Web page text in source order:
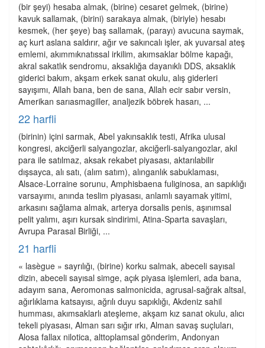
(bir şeyi) hesaba almak, (birine) cesaret gelmek, (birine)
kavuk sallamak, (birini) sarakaya almak, (biriyle) hesabı
kesmek, (her şeye) baş sallamak, (parayı) avucuna saymak,
aç kurt aslana saldırır, ağır ve sakıncalı işler, ak yuvarsal ateş
emlemi, akımmıknatıssal irkilim, akımsaklar bölme kapağı,
akral sakatlık sendromu, aksaklığa dayanıklı DDS, aksaklık
giderici bakım, akşam erkek sanat okulu, alış giderleri
sayışımı, Allah bana, ben de sana, Allah ecir sabır versin,
Amerikan sarıasmagiller, analjezik böbrek hasarı, ...
22 harfli
(birinin) içini sarmak, Abel yakınsaklık testi, Afrika ulusal
kongresi, akciğerli salyangozlar, akciğerli-salyangozlar, akıl
para ile satılmaz, aksak rekabet piyasası, aktarılabilir
dışsayca, alı satı, (alım satım), alınganlık sabuklaması,
Alsace-Lorraine sorunu, Amphisbaena fuliginosa, an sapıklığı
varsayımı, anında teslim piyasası, anlamlı sayamak yitimi,
arkasını sağlama almak, arterya dorsalis penis, aşınımsal
pelit yalımı, aşırı kursak sindirimi, Atina-Sparta savaşları,
Avrupa Parasal Birliği, ...
21 harfli
« lasègue » sayrılığı, (birine) korku salmak, abeceli sayısal
dizin, abeceli sayısal simge, açık piyasa işlemleri, ada bana,
adayım sana, Aeromonas salmonicida, agrusal-sağrak altsal,
ağırlıklama katsayısı, ağrılı duyu sapıklığı, Akdeniz sahil
humması, akımsaklarlı ateşleme, akşam kız sanat okulu, alıcı
tekeli piyasası, Alman sarı sığır ırkı, Alman savaş suçluları,
Alosa fallax nilotica, alttoplamsal gönderim, Andonyan